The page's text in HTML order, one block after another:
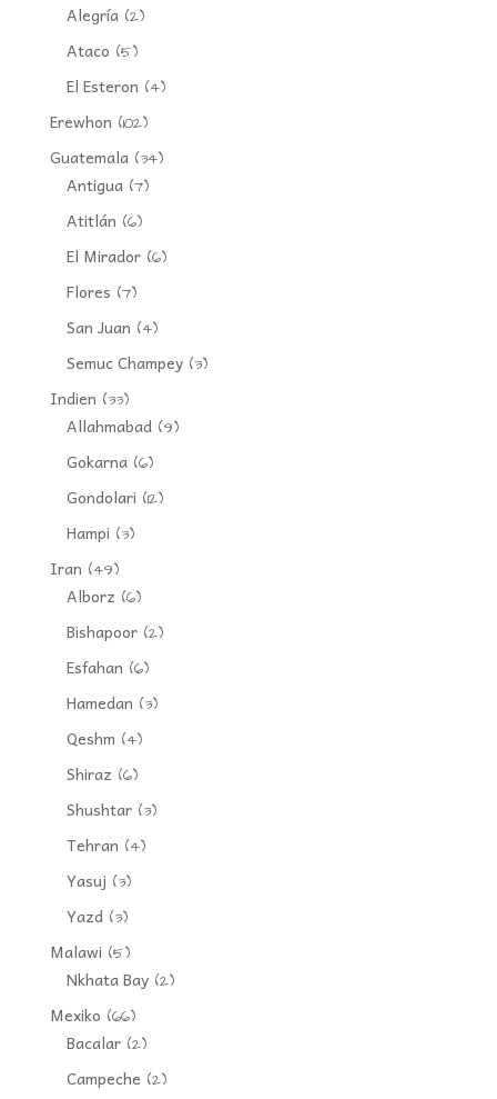
Alegría(2)
Ataco (5)
El Esteron (4)
Erewhon (102)
Guatemala(34)
Antigua(7)
Atitlán (6)
El Mirador(6)
Flores (7)
San Juan (4)
Semuc Champey(3)
Indien (33)
Allahmabad(9)
Gokarna(6)
Gondolari (12)
Hampi (3)
Iran (49)
Alborz (6)
Bishapoor(2)
Esfahan (6)
Hamedan (3)
Qeshm (4)
Shiraz (6)
Shushtar(3)
Tehran (4)
Yasuj (3)
Yazd(3)
Malawi (5)
Nkhata Bay(2)
Mexiko (66)
Bacalar(2)
Campeche (2)